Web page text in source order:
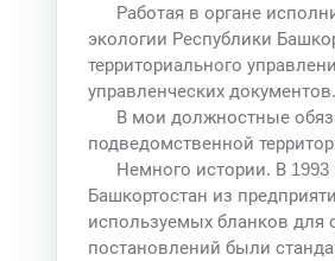
Работая в органе
экологии Республики
территориального
управленческих документов.
В мои должностные
подведомственной
Немного истории. В 1993
Башкортостан из
используемых бланков для
постановлений были